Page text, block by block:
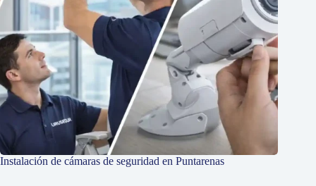
Instalación de cámaras de seguridad en Puntarenas